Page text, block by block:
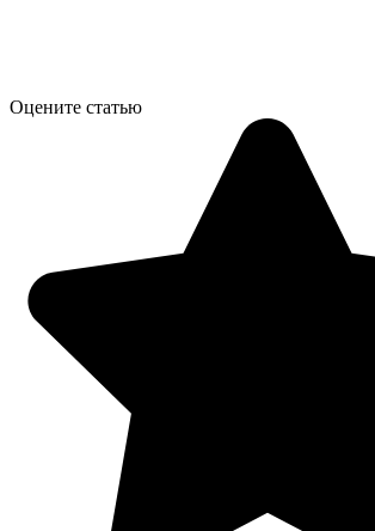
Оцените статью